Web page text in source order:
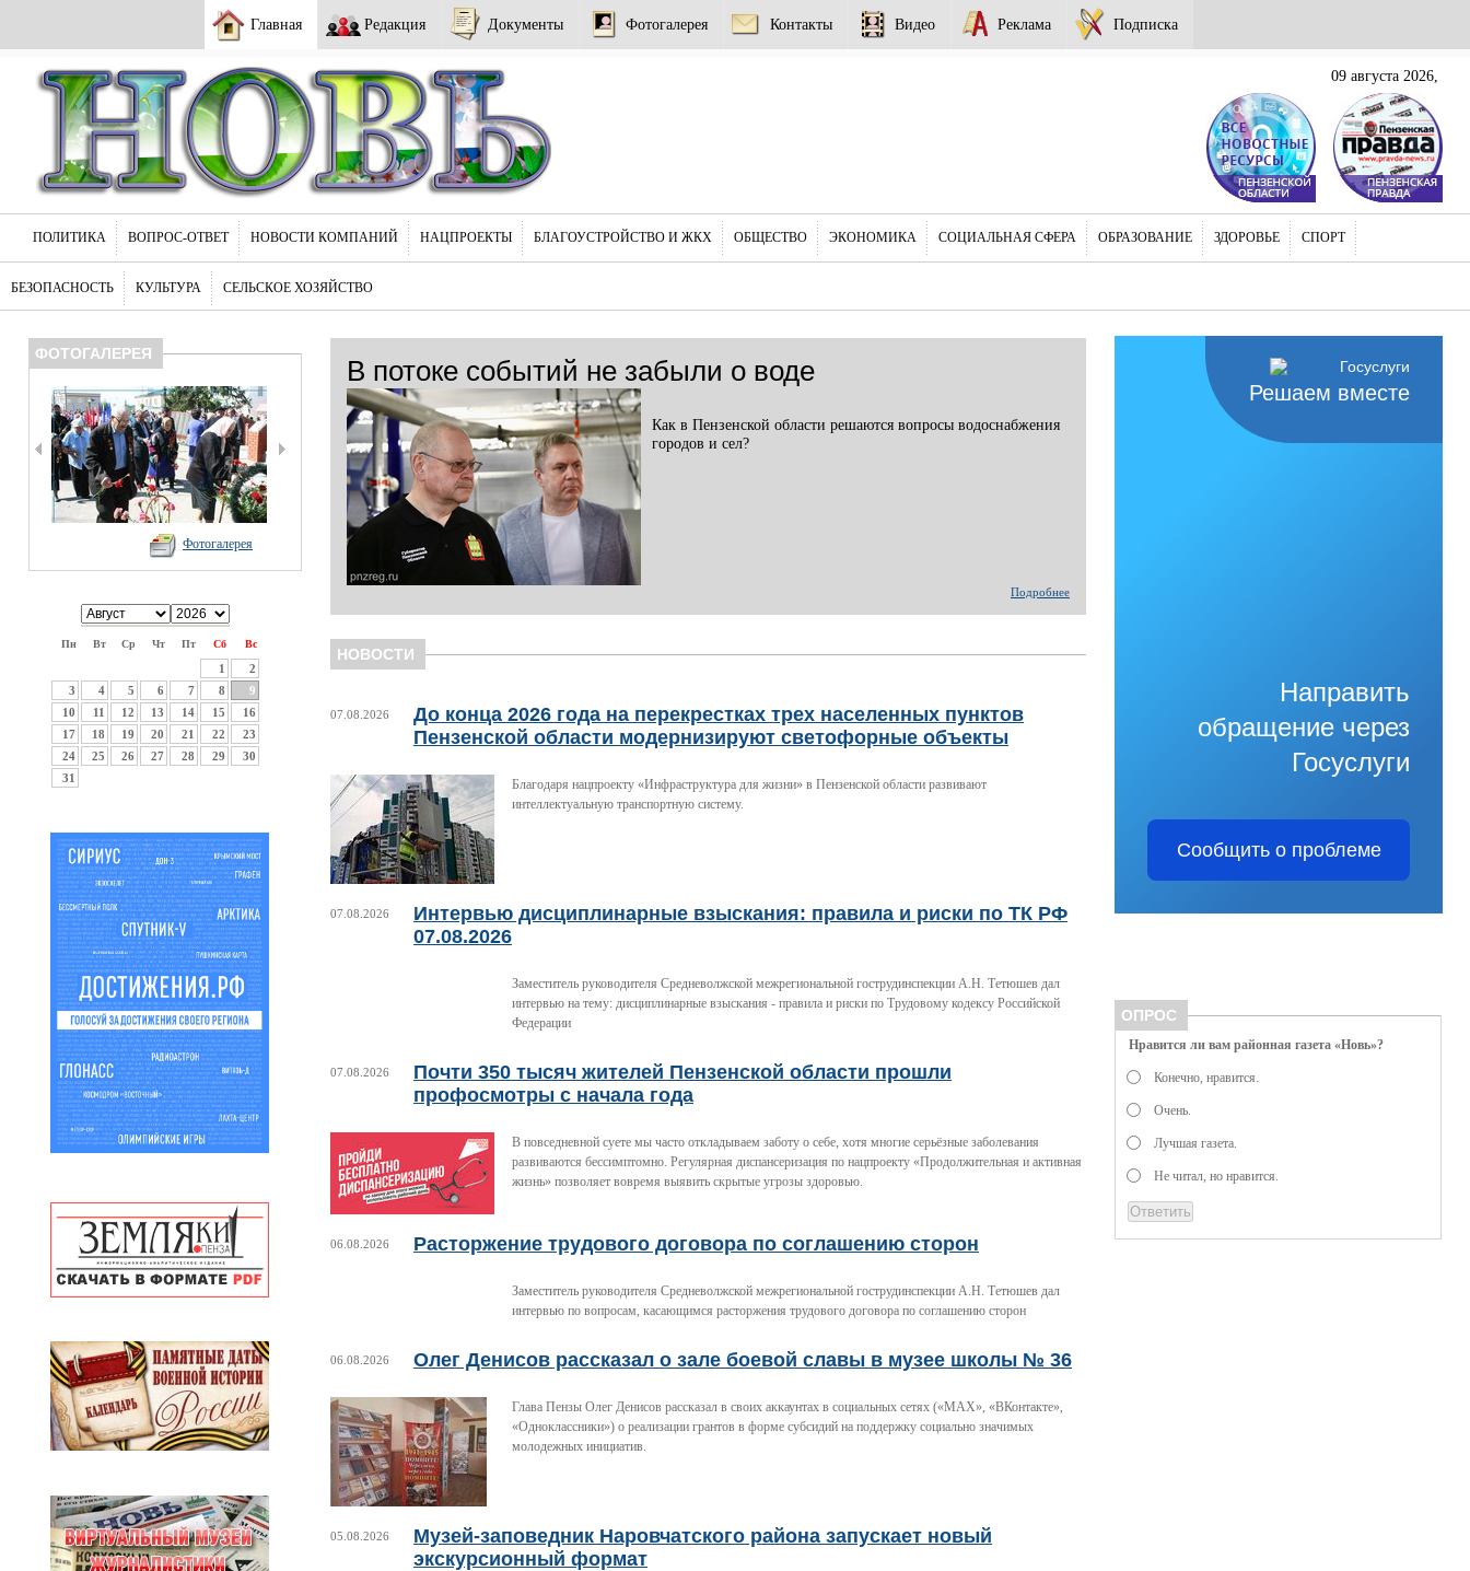
Главная Редакция Документы Фотогалерея Контакты Видео Реклама Подписка
09 августа 2026,
ПОЛИТИКА ВОПРОС-ОТВЕТ НОВОСТИ КОМПАНИЙ НАЦПРОЕКТЫ БЛАГОУСТРОЙСТВО И ЖКХ ОБЩЕСТВО ЭКОНОМИКА СОЦИАЛЬНАЯ СФЕРА ОБРАЗОВАНИЕ ЗДОРОВЬЕ СПОРТ
БЕЗОПАСНОСТЬ КУЛЬТУРА СЕЛЬСКОЕ ХОЗЯЙСТВО
ФОТОГАЛЕРЕЯ
Фотогалерея
Пн Вт Ср Чт Пт Сб Вс
1
2
3
4 5 6 7 8
9
10
11 12 13 14 15
16
17
18 19 20 21 22
23
24
25 26 27 28 29
30
31
В потоке событий не забыли о воде
Как в Пензенской области решаются вопросы водоснабжения
городов и сел?
Подробнее
НОВОСТИ
07.08.2026
До конца 2026 года на перекрестках трех населенных пунктов
Пензенской области модернизируют светофорные объекты
Благодаря нацпроекту «Инфраструктура для жизни» в Пензенской области развивают
интеллектуальную транспортную систему.
07.08.2026
Интервью дисциплинарные взыскания: правила и риски по ТК РФ
07.08.2026
Заместитель руководителя Средневолжской межрегиональной гострудинспекции А.Н. Тетюшев дал
интервью на тему: дисциплинарные взыскания - правила и риски по Трудовому кодексу Российской
Федерации
07.08.2026
Почти 350 тысяч жителей Пензенской области прошли
профосмотры с начала года
В повседневной суете мы часто откладываем заботу о себе, хотя многие серьёзные заболевания
развиваются бессимптомно. Регулярная диспансеризация по нацпроекту «Продолжительная и активная
жизнь» позволяет вовремя выявить скрытые угрозы здоровью.
06.08.2026 Расторжение трудового договора по соглашению сторон
Заместитель руководителя Средневолжской межрегиональной гострудинспекции А.Н. Тетюшев дал
интервью по вопросам, касающимся расторжения трудового договора по соглашению сторон
06.08.2026 Олег Денисов рассказал о зале боевой славы в музее школы № 36
Глава Пензы Олег Денисов рассказал в своих аккаунтах в социальных сетях («МАХ», «ВКонтакте»,
«Одноклассники») о реализации грантов в форме субсидий на поддержку социально значимых
молодежных инициатив.
05.08.2026
Музей-заповедник Наровчатского района запускает новый
экскурсионный формат
Решаем вместе
Направить
обращение через
Госуслуги
Сообщить о проблеме
ОПРОС
Нравится ли вам районная газета «Новь»?
Конечно, нравится.
Очень.
Лучшая газета.
Не читал, но нравится.